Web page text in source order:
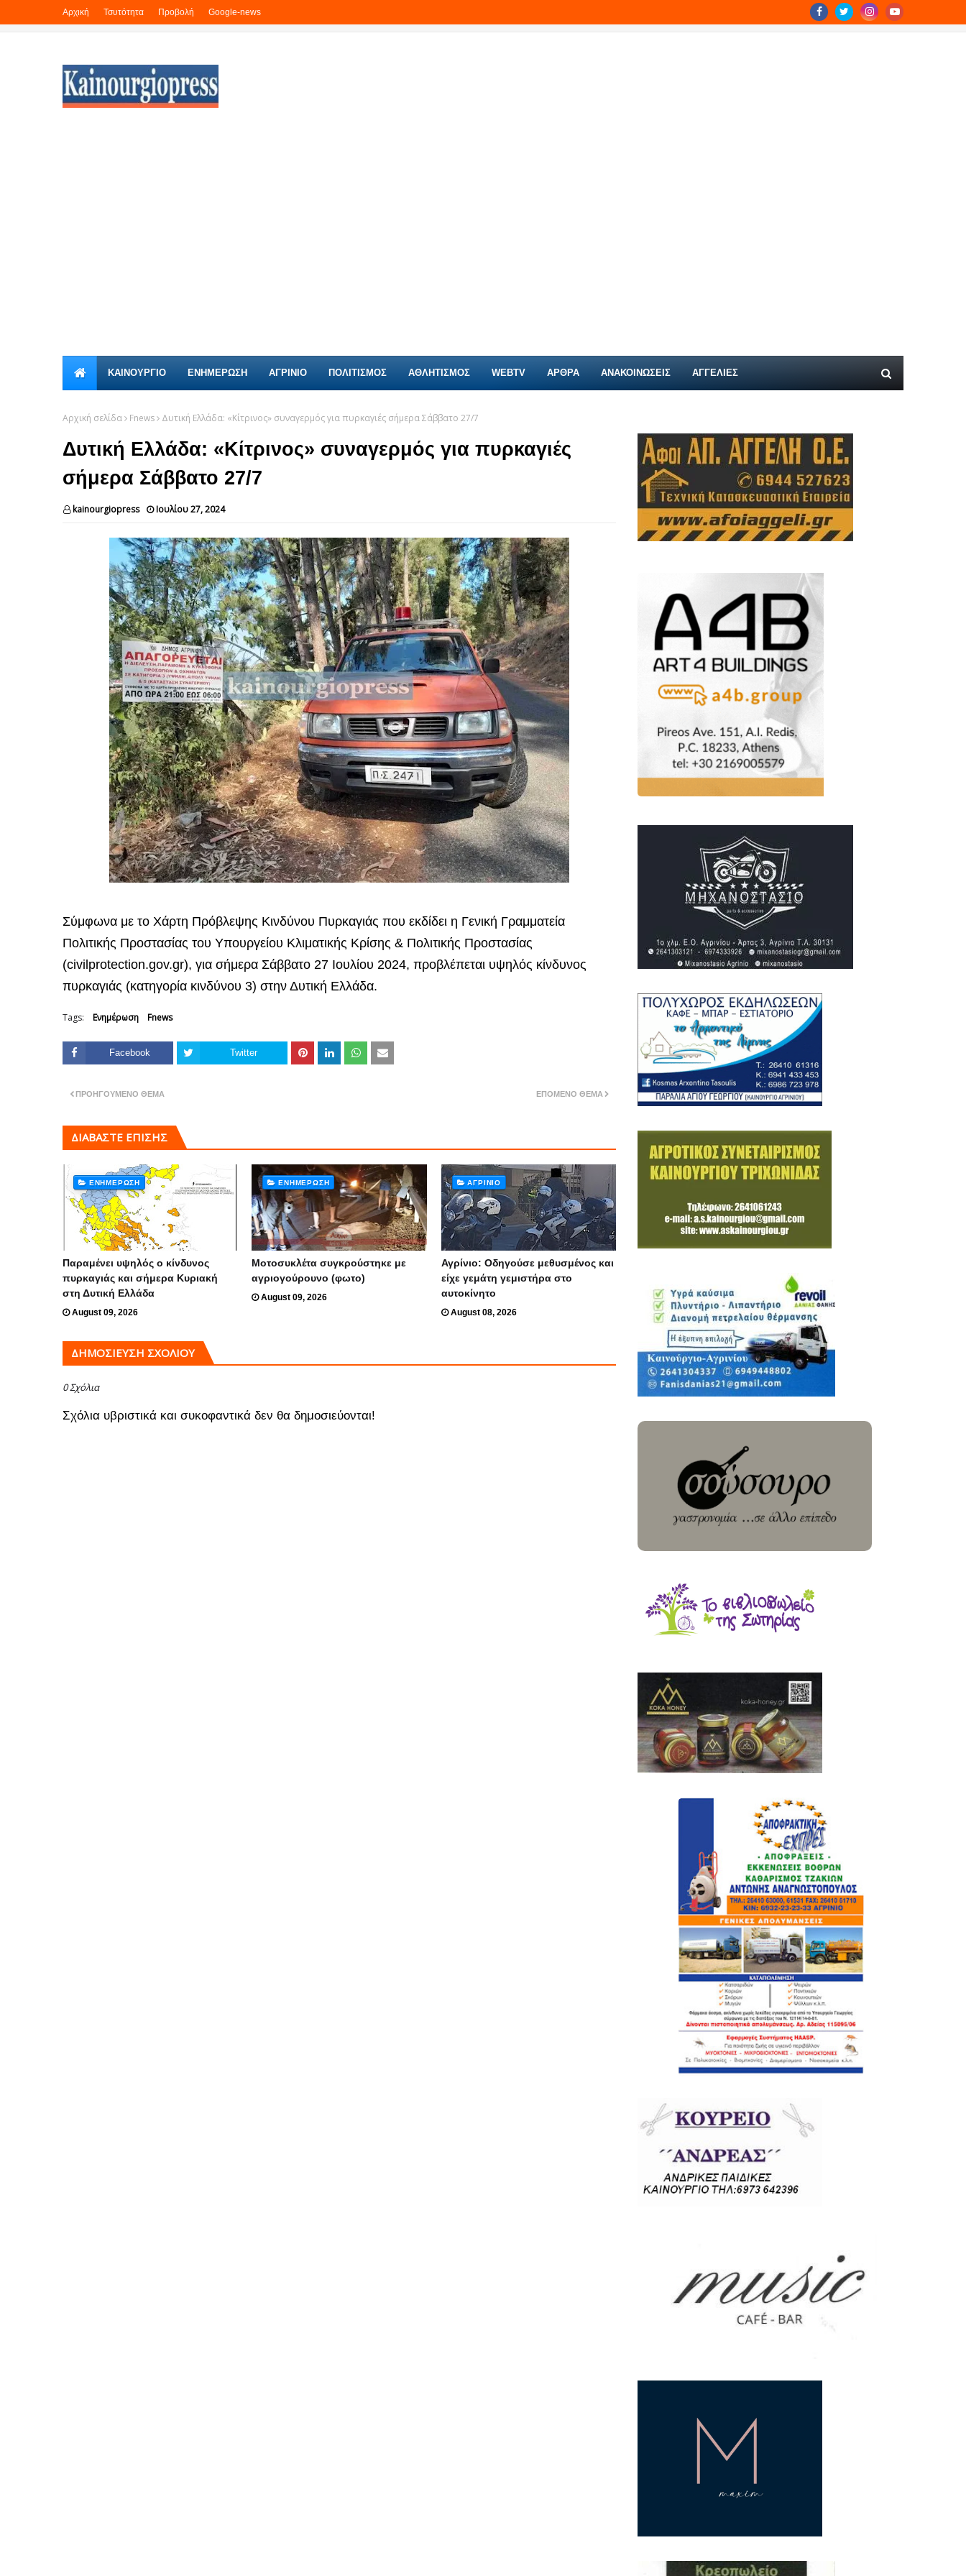
Αρχική Τσυτότητα Προβολή Google-news
ΚΑΙΝΟΎΡΓΙΟ ΕΝΗΜΕΡΩΣΗ ΑΓΡΙΝΙΟ ΠΟΛΙΤΙΣΜΟΣ ΑΘΛΗΤΙΣΜΟΣ WEBTV ΑΡΘΡΑ ΑΝΑΚΟΙΝΩΣΕΙΣ ΑΓΓΕΛΊΕΣ
Αρχική σελίδα Fnews Δυτική Ελλάδα: «Κίτρινος» συναγερμός για πυρκαγιές σήμερα Σάββατο 27/7
Δυτική Ελλάδα: «Κίτρινος» συναγερμός για πυρκαγιές
σήμερα Σάββατο 27/7
kainourgiopress Ιουλίου 27, 2024
Σύμφωνα με το Χάρτη Πρόβλεψης Κινδύνου Πυρκαγιάς που εκδίδει η Γενική Γραμματεία
Πολιτικής Προστασίας του Υπουργείου Κλιματικής Κρίσης & Πολιτικής Προστασίας
(civilprotection.gov.gr), για σήμερα Σάββατο 27 Ιουλίου 2024, προβλέπεται υψηλός κίνδυνος
πυρκαγιάς (κατηγορία κινδύνου 3) στην Δυτική Ελλάδα.
Tags: Ενημέρωση Fnews
Facebook Twitter
ΕΠΌΜΕΝΟ ΘΈΜΑ
ΠΡΟΗΓΟΎΜΕΝΟ ΘΈΜΑ
ΔΙΑΒΑΣΤΕ ΕΠΙΣΗΣ
ΕΝΗΜΈΡΩΣΗ
Παραμένει υψηλός ο κίνδυνος
πυρκαγιάς και σήμερα Κυριακή
στη Δυτική Ελλάδα
August 09, 2026
ΕΝΗΜΈΡΩΣΗ
Μοτοσυκλέτα συγκρούστηκε με
αγριογούρουνο (φωτο)
August 09, 2026
ΑΓΡΊΝΙΟ
Αγρίνιο: Οδηγούσε μεθυσμένος και
είχε γεμάτη γεμιστήρα στο
αυτοκίνητο
August 08, 2026
ΔΗΜΟΣΊΕΥΣΗ ΣΧΟΛΊΟΥ
0 Σχόλια
Σχόλια υβριστικά και συκοφαντικά δεν θα δημοσιεύονται!